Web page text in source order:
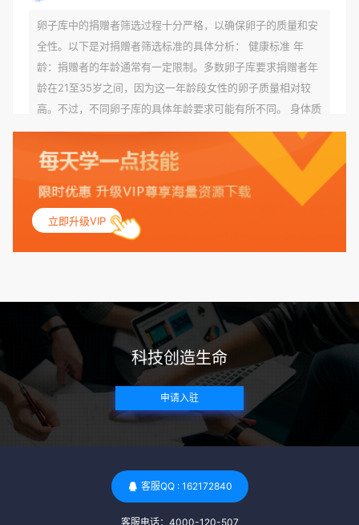
卵子库中的捐赠者筛选过程十分严格，以确保卵子的质量和安
全性。以下是对捐赠者筛选标准的具体分析： 健康标准 年
龄：捐赠者的年龄通常有一定限制。多数卵子库要求捐赠者年
龄在21至35岁之间，因为这一年龄段女性的卵子质量相对较
高。不过，不同卵子库的具体年龄要求可能有所不同。 身体质
量指数（BMI）：捐赠者的BMI通常需要在正常范围内，以确
保其身体健康状况良好。过高的BMI可能与多种健康问题相关
联，包括不孕症和妊娠并发症。 生殖健康：捐赠者需要有规律
的月经期，无生殖障碍或异常问题。此外，还需要进行详细的
妇科检查，以确保其生殖系统的健康。 遗传病史与家族病史：
捐赠者及其家庭成员需要无严重的遗传病史、精神病史和传染
病史。这通常需要通过基因检测、家族史调查和医疗记录审查
带任何可传染给受卵者的病原体。 药物与生活习惯：捐赠者需
要是非尼古丁使用者、非吸烟者、非吸毒者，并且未使用可能
影响卵子质量的药物，如某些精神药物和避孕植入物。 学历与
心理标准 学历要求：部分卵子库对捐赠者的学历有一定要求，
但这并非普遍标准。一些卵子库可能更倾向于选择受过高等教
育的女性作为捐赠者，但这并不是绝对的筛选条件。 心理状态
评估：捐赠者需要进行心理状态评估，以确定其对捐赠过程的
于确保捐赠者在捐赠过程中保持积极的心态，并理解其捐赠行
为的意义。 其他标准 责任心与沟通能力：由于捐卵过程的时
立即升级VIP
科技创造生命
申请入驻
客服QQ : 162172840
客服电话：4000-120-507